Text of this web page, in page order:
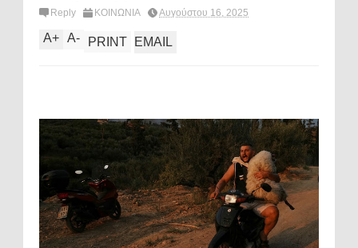
Reply ΚΟΙΝΩΝΙΑ Αυγούστου 16, 2025
A+ A- PRINT EMAIL